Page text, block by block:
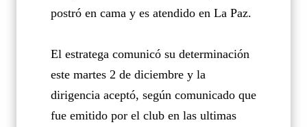
postró en cama y es atendido en La Paz.
El estratega comunicó su determinación
este martes 2 de diciembre y la
dirigencia aceptó, según comunicado que
fue emitido por el club en las ultimas